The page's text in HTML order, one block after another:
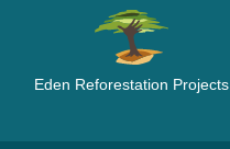
Eden Reforestation Projects